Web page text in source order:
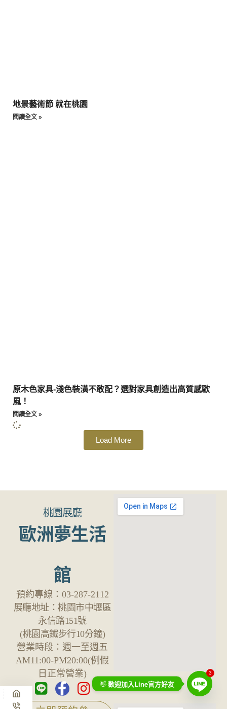
地景藝術節 就在桃園
閱讀全文 »
原木色家具-淺色裝潢不敢配？選對家具創造出高質感歐
風！
閱讀全文 »
Load More
桃園展廳
歐洲夢生活
館
預約專線： 03-287-2112
展廳地址：桃園市中壢區
永信路151號
(桃園高鐵步行10分鐘)
營業時段：週一至週五
AM11:00-PM20:00(例假
日正常營業)
3
👋 歡迎加入 Line官方好友